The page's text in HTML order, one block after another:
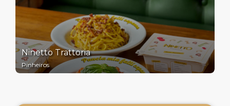
Ninetto Trattoria
Pinheiros